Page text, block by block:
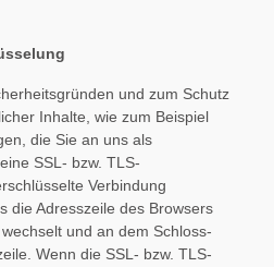
und zum Schutz
Inhalte, wie zum Beispiel
die Sie an uns als
SSL- bzw. TLS-
Verbindung
die Adresszeile des Browsers
wechselt und an dem Schloss-
Wenn die SSL- bzw. TLS-